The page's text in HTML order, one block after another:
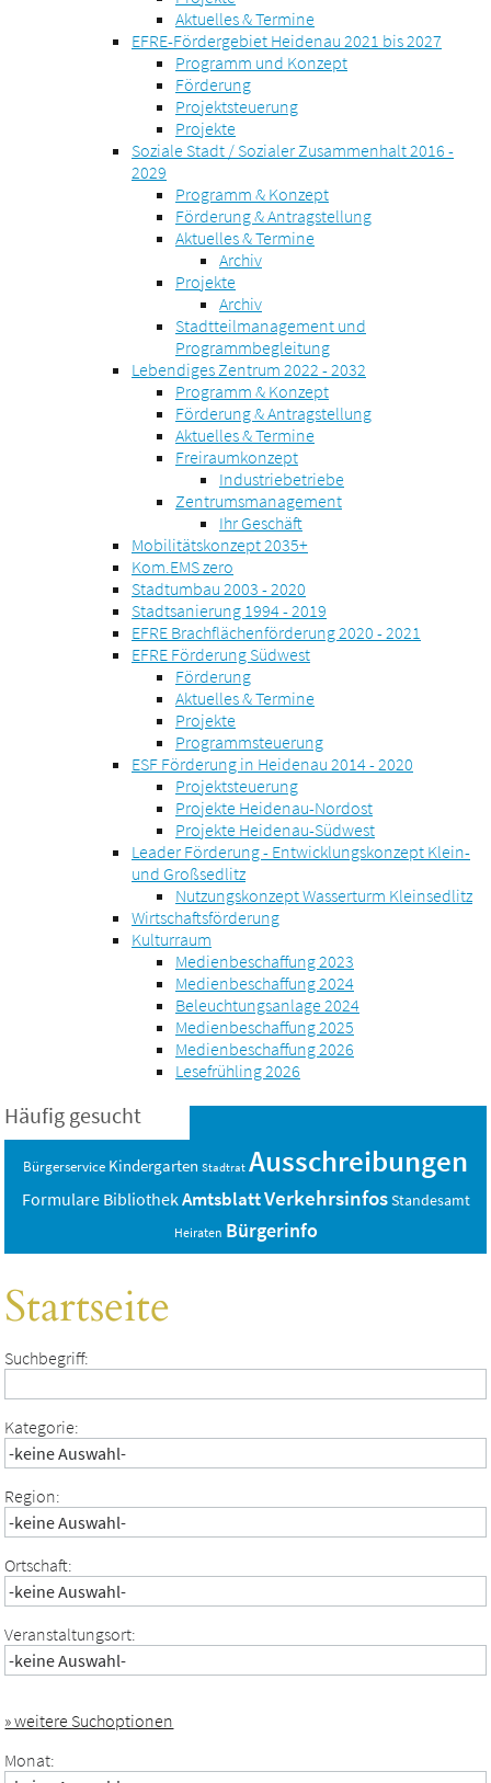
Aktuelles & Termine
EFRE-Fördergebiet Heidenau 2021 bis 2027
Programm und Konzept
Förderung
Projektsteuerung
Projekte
Soziale Stadt / Sozialer Zusammenhalt 2016 -
2029
Programm & Konzept
Förderung & Antragstellung
Aktuelles & Termine
Archiv
Projekte
Archiv
Stadtteilmanagement und
Programmbegleitung
Lebendiges Zentrum 2022 - 2032
Programm & Konzept
Förderung & Antragstellung
Aktuelles & Termine
Freiraumkonzept
Industriebetriebe
Zentrumsmanagement
Ihr Geschäft
Mobilitätskonzept 2035+
Kom.EMS zero
Stadtumbau 2003 - 2020
Stadtsanierung 1994 - 2019
EFRE Brachflächenförderung 2020 - 2021
EFRE Förderung Südwest
Förderung
Aktuelles & Termine
Projekte
Programmsteuerung
ESF Förderung in Heidenau 2014 - 2020
Projektsteuerung
Projekte Heidenau-Nordost
Projekte Heidenau-Südwest
Leader Förderung - Entwicklungskonzept Klein-
und Großsedlitz
Nutzungskonzept Wasserturm Kleinsedlitz
Wirtschaftsförderung
Kulturraum
Medienbeschaffung 2023
Medienbeschaffung 2024
Beleuchtungsanlage 2024
Medienbeschaffung 2025
Medienbeschaffung 2026
Lesefrühling 2026
Häufig gesucht
Bürgerservice Kindergarten Stadtrat Ausschreibungen
Formulare BibliothekAmtsblattVerkehrsinfosStandesamt
Heiraten Bürgerinfo
Startseite
Suchbegriff:
Kategorie:
Region:
Ortschaft:
Veranstaltungsort:
» weitere Suchoptionen
Monat: